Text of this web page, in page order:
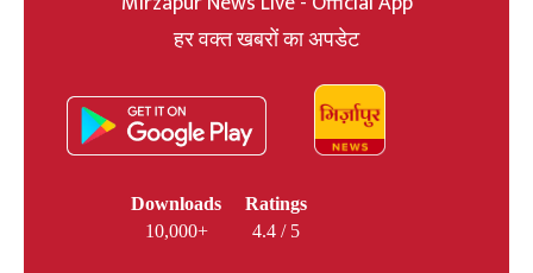
हर वक्त खबरों का अपडेट
Downloads
10,000+
Ratings
4.4 / 5